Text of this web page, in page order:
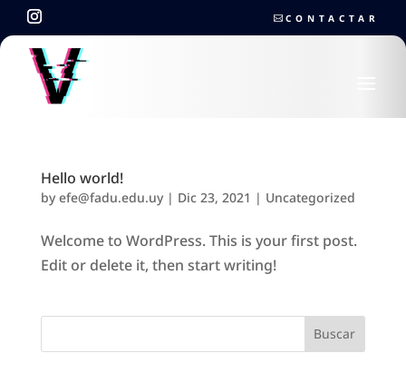
CONTACTAR
Hello world!
byefe@fadu.edu.uy| Dic 23, 2021 | Uncategorized
Welcome to WordPress. This is your first post.
Edit or delete it, then start writing!
Buscar